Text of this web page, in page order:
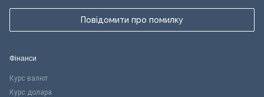
Повідомити про помилку
Фінанси
Курс валют
Курс долара